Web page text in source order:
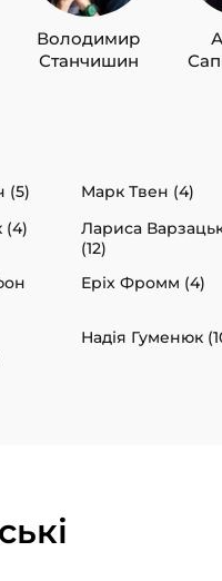
Володимир
Станчишин
(5) Марк Твен (4)
(4)
Лариса
(12)
Еріх Фромм (4)
Надія Гуменюк